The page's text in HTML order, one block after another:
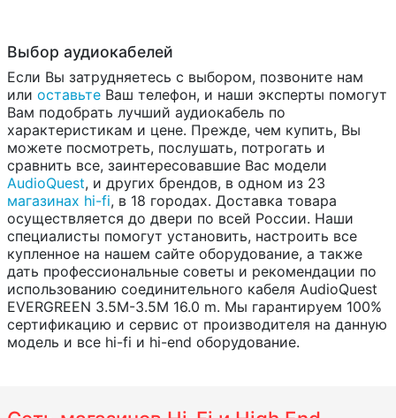
Выбор аудиокабелей
Если Вы затрудняетесь с выбором, позвоните нам
или оставьте Ваш телефон, и наши эксперты помогут
Вам подобрать лучший аудиокабель по
характеристикам и цене. Прежде, чем купить, Вы
можете посмотреть, послушать, потрогать и
сравнить все, заинтересовавшие Вас модели
AudioQuest, и других брендов, в одном из 23
магазинах hi-fi, в 18 городах. Доставка товара
осуществляется до двери по всей России. Наши
специалисты помогут установить, настроить все
купленное на нашем сайте оборудование, а также
дать профессиональные советы и рекомендации по
использованию соединительного кабеля AudioQuest
EVERGREEN 3.5M-3.5M 16.0 m. Мы гарантируем 100%
сертификацию и сервис от производителя на данную
модель и все hi-fi и hi-end оборудование.